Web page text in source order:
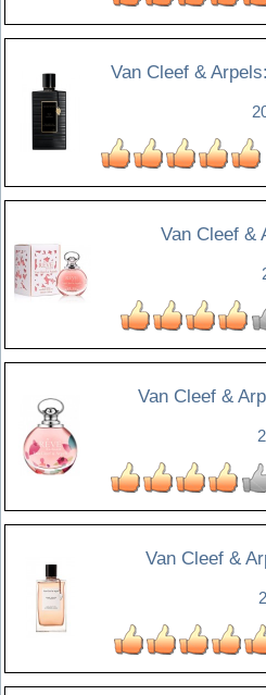
Van Cleef &
Van Cleef &
Van Cleef &
Van Cleef &